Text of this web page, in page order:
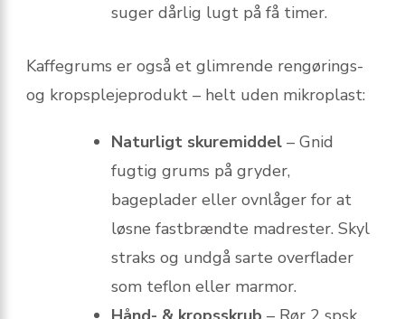
suger dårlig lugt på få timer.
Kaffegrums er også et glimrende rengørings-
og kropsplejeprodukt – helt uden mikroplast:
Naturligt skuremiddel – Gnid
fugtig grums på gryder,
bageplader eller ovnlåger for at
løsne fastbrændte madrester. Skyl
straks og undgå sarte overflader
som teflon eller marmor.